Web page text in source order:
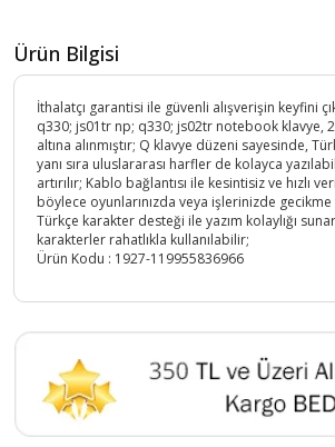
Ürün Bilgisi
İthalatçı garantisi ile güvenli alışverişin keyfini
q330; js01tr np; q330; js02tr notebook klavye, 2
altına alınmıştır; Q klavye düzeni sayesinde,
yanı sıra uluslararası harfler de kolayca
artırılır; Kablo bağlantısı ile kesintisiz ve hızlı
böylece oyunlarınızda veya işlerinizde gecikme
Türkçe karakter desteği ile yazım kolaylığı
karakterler rahatlıkla kullanılabilir;
Ürün Kodu : 1927-119955836966